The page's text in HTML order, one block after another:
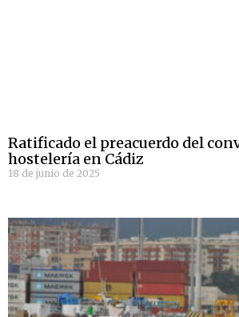
Ratificado el preacuerdo del
hostelería en Cádiz
18 de junio de 2025